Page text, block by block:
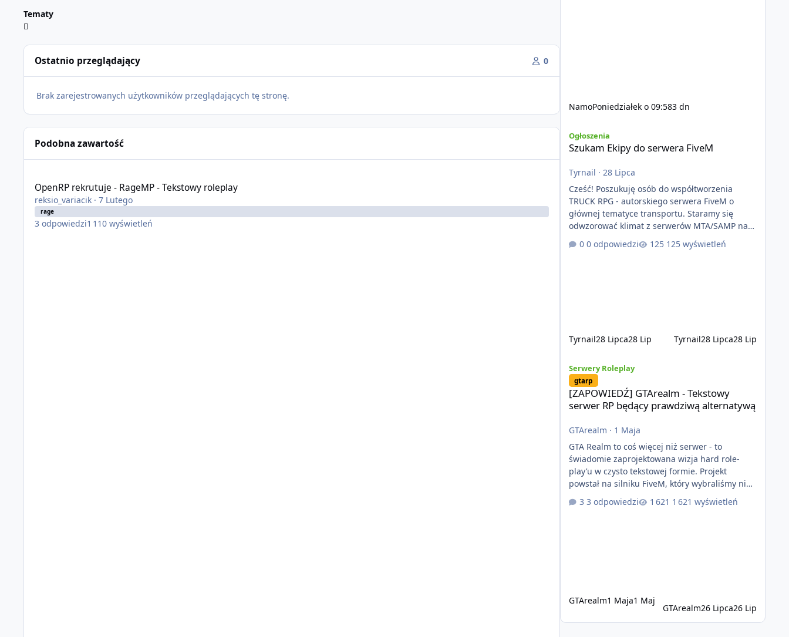
Tematy
Ostatnio przeglądający 0
Brak zarejestrowanych użytkowników przeglądających tę stronę.
Podobna zawartość
OpenRP rekrutuje - RageMP - Tekstowy roleplay
reksio_variacik ·7 Lutego
rage
3 odpowiedzi1 110 wyświetleń
NamoPoniedziałek o 09:583 dn
Ogłoszenia
Szukam Ekipy do serwera FiveM
Tyrnail · 28 Lipca
Cześć! Poszukuję osób do współtworzenia
TRUCK RPG - autorskiego serwera FiveM o
głównej tematyce transportu. Staramy się
odwzorować klimat z serwerów MTA/SAMP na
platformie FIveM. Oczywiście nie zabraknie
kontentu dla graczy którzy chcą robić coś
0 odpowiedzi 125 wyświetleń
Tyrnail28 Lipca28 Lip Tyrnail28 Lipca28 Lip
Serwery Roleplay
gtarp
[ZAPOWIEDŹ] GTArealm - Tekstowy
serwer RP będący prawdziwą alternatywą
GTArealm · 1 Maja
GTA Realm to coś więcej niż serwer - to
świadomie zaprojektowana wizja hard role-
play’u w czysto tekstowej formie. Projekt
powstał na silniku FiveM, który wybraliśmy nie
bez powodu. To platforma oferująca ogromną
elastyczność i znacznie szybszy rozwój
3 odpowiedzi 1 621 wyświetleń
GTArealm1 Maja1 Maj
GTArealm26 Lipca26 Lip